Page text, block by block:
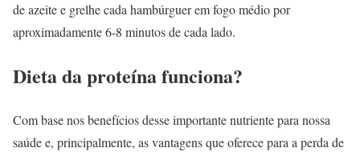
de azeite e grelhe cada hambúrguer em fogo médio por
aproximadamente 6-8 minutos de cada lado.
Dieta da proteína funciona?
Com base nos benefícios desse importante nutriente para nossa
saúde e, principalmente, as vantagens que oferece para a perda de